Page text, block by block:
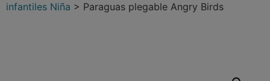
infantiles Niña > Paraguas plegable Angry Birds